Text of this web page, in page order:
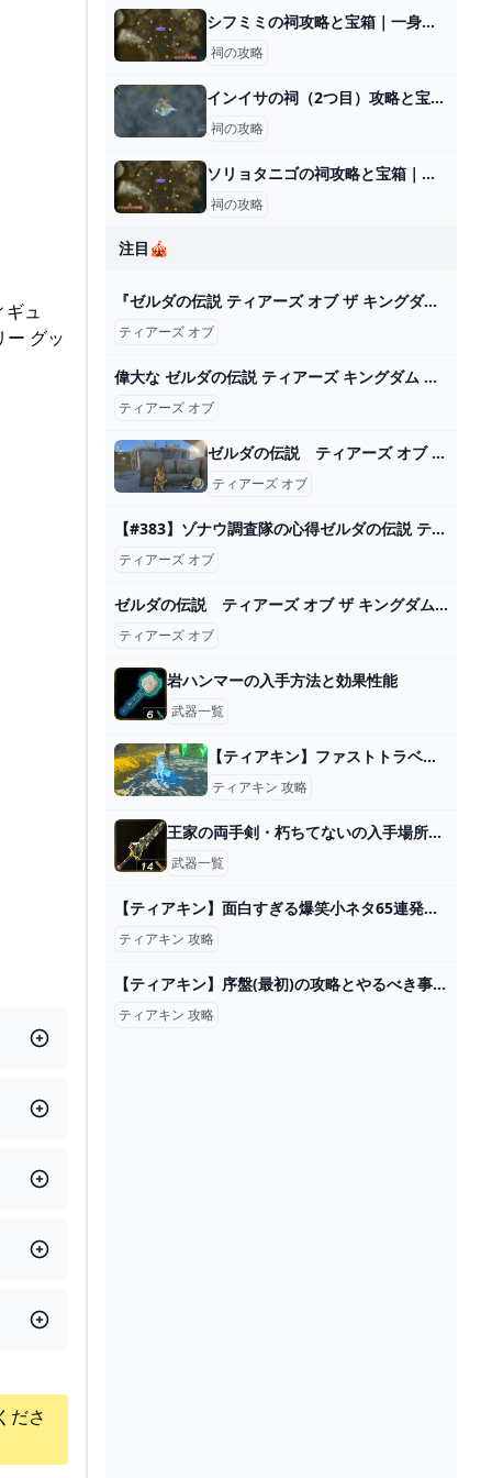
ュ
グッ
ださ
シフミミの祠攻略と宝箱｜一身の戦い 水流
祠の攻略
インイサの祠（2つ目）攻略と宝箱｜組み合わせる力
祠の攻略
ソリョタニゴの祠攻略と宝箱｜うもれた光
祠の攻略
注目🎪
『ゼルダの伝説 ティアーズ オブ ザ キングダム』傑作になる10の理由【ニンテンドースイッチ】 - YouTube
ティアーズ オブ
偉大な ゼルダの伝説 ティアーズ キングダム ザ オブ ニンテンドー3DS/2DS - bestcheerstone.com
ティアーズ オブ
ゼルダの伝説 ティアーズ オブ ザ キングダム 実況プレイPart15 - ニコニコ動画
ティアーズ オブ
【#383】ゾナウ調査隊の心得ゼルダの伝説 ティアーズ オブ ザ キングダム - YouTube
ティアーズ オブ
ゼルダの伝説 ティアーズ オブ ザ キングダム パーフェクトガイド パーフェクトガイド 書籍情報 ファミ通と電撃の攻略本
ティアーズ オブ
岩ハンマーの入手方法と効果性能
武器一覧
【ティアキン】ファストトラベルのやり方【ゼルダの伝説ティアーズオブザキングダム】
ティアキン 攻略
王家の両手剣・朽ちてないの入手場所と効果
武器一覧
【ティアキン】面白すぎる爆笑小ネタ65連発【ゼルダの伝説ティアーズオブザキングダム】【総集編】【作業用】 - YouTube
ティアキン 攻略
【ティアキン】序盤(最初)の攻略とやるべき事｜初心者攻略【ティアーズオブザキングダム】 - ゲームウィズ
ティアキン 攻略